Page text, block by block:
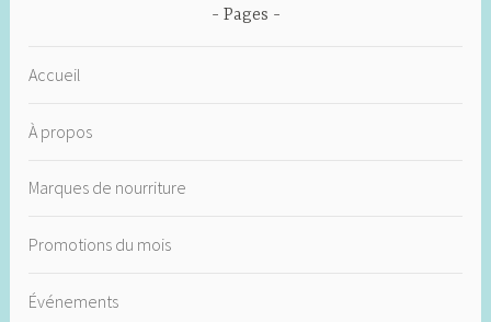
Pages
Accueil
À propos
Marques de nourriture
Promotions du mois
Événements